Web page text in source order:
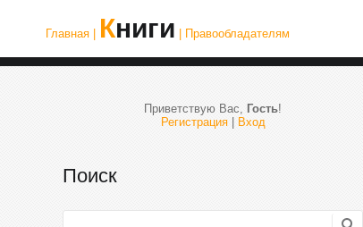
Главная | Книги | Правообладателям
Приветствую Вас, Гость!
Регистрация| Вход
Поиск